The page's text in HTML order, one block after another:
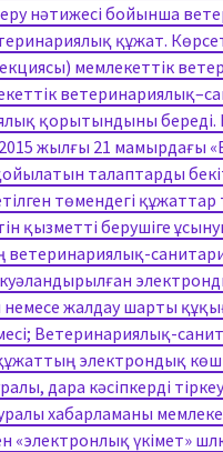
нәтижесі бойынша
құжат.
мемлекеттік
қорытындыны береді.
жылғы 21 мамырдағы
талаптарды
төмендегі
қызметті берушіге
ветеринариялық-
жалдау шарты
Ветеринариялық-
электрондық
дара кәсіпкерді
хабарламаны
«электронлық үкімет»